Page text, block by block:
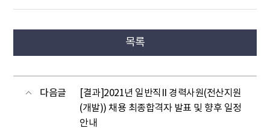
목록
다음글
[결과]2021년 일반직II 경력사원(전산지원
(개발)) 채용 최종합격자 발표 및 향후 일정
안내